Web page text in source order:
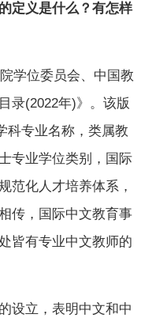
定义是什么？有怎样
学位委员会、中国教
录(2022年)》。该版
科专业名称，类属教
专业学位类别，国际
范化人才培养体系，
传，国际中文教育事
皆有专业中文教师的
立，表明中文和中